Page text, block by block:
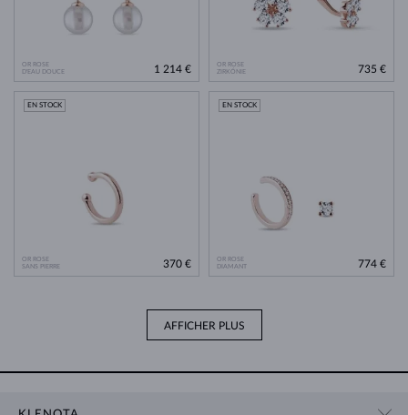
OR ROSE
D'EAU DOUCE
1 214 €
OR ROSE
ZIRKÓNIE
735 €
OR ROSE
SANS PIERRE
EN STOCK
370 €
OR ROSE
DIAMANT
EN STOCK
774 €
AFFICHER PLUS